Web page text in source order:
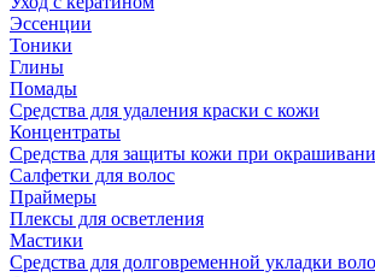
Эссенции
Тоники
Глины
Помады
Средства для удаления краски с кожи
Концентраты
Средства для защиты кожи при
Салфетки для волос
Праймеры
Плексы для осветления
Мастики
Средства для долговременной укладки